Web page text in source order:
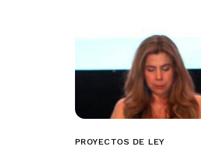
PROYECTOS DE LEY